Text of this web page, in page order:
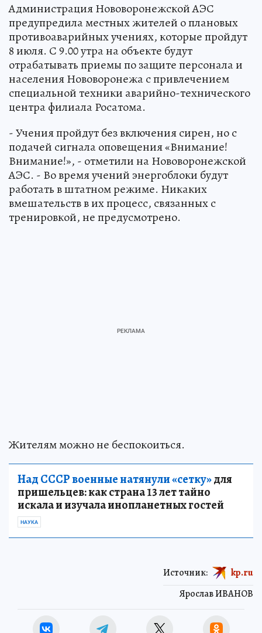
Администрация Нововоронежской АЭС
предупредила местных жителей о плановых
противоаварийных учениях, которые пройдут
8 июля. С 9.00 утра на объекте будут
отрабатывать приемы по защите персонала и
населения Нововоронежа с привлечением
специальной техники аварийно-технического
центра филиала Росатома.
- Учения пройдут без включения сирен, но с
подачей сигнала оповещения «Внимание!
Внимание!», - отметили на Нововоронежской
АЭС. - Во время учений энергоблоки будут
работать в штатном режиме. Никаких
вмешательств в их процесс, связанных с
тренировкой, не предусмотрено.
Жителям можно не беспокоиться.
Над СССР военные натянули «сетку»для
пришельцев: как страна 13 лет тайно
искала и изучала инопланетных гостей
НАУКА
Ярослав ИВАНОВ
Источник: kp.ru